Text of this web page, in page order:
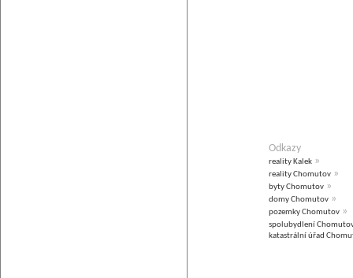
Odkazy
reality Kalek »
reality Chomutov »
byty Chomutov »
domy Chomutov »
pozemky Chomutov »
spolubydlení
katastrální úřad